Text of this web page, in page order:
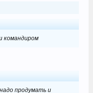
командиром
продумать и